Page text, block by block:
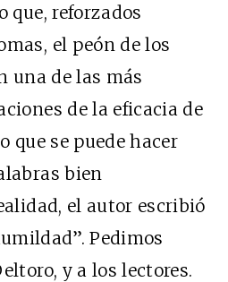
que, reforzados
el peón de los
una de las más
de la eficacia de
que se puede hacer
bien
el autor escribió
Pedimos
y a los lectores.